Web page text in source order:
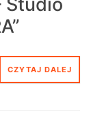
CZYTAJ DALEJ